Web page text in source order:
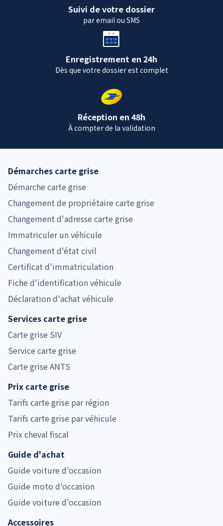
Suivi de votre dossier
par email ou SMS
Enregistrement en 24h
Dès que votre dossier est complet
Réception en 48h
À compter de la validation
Démarches carte grise
Démarche carte grise
Changement de propriétaire carte grise
Changement d'adresse carte grise
Immatriculer un véhicule
Changement d'état civil
Certificat d'immatriculation
Fiche d'identification véhicule
Déclaration d'achat véhicule
Services carte grise
Carte grise SIV
Service carte grise
Carte grise ANTS
Prix carte grise
Tarifs carte grise par région
Tarifs carte grise par véhicule
Prix cheval fiscal
Guide d'achat
Guide voiture d'occasion
Guide moto d'occasion
Guide voiture d'occasion
Accessoires